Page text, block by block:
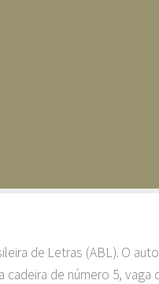
de Letras (ABL). O
de número 5, vaga